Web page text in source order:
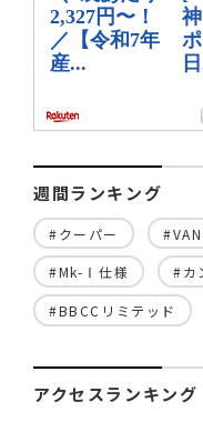
週間ランキング
#クーパー #VAN
#Mk-Ⅰ仕様 #カ
#BBCCリミテッド
アクセスランキング